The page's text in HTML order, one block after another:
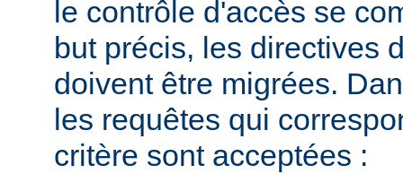
le contrôle d'accès se
but précis, les directives
doivent être migrées.
les requêtes qui
critère sont acceptées :